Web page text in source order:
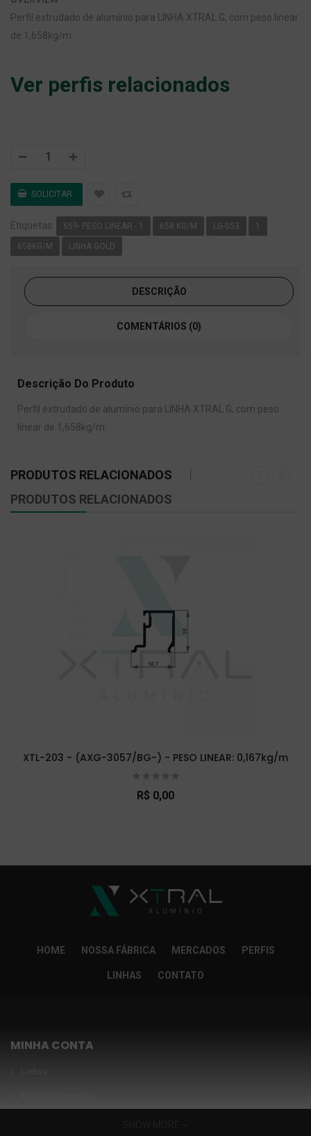
Perfil extrudado de alumínio para LINHA XTRAL G, com peso linear
de 1,658kg/m.
Ver perfis relacionados
Etiquetas: 659- PESO LINEAR - 1 658 KG/M LG-053 1
658KG/M LINHA GOLD
DESCRIÇÃO
COMENTÁRIOS (0)
Descrição Do Produto
Perfil extrudado de alumínio para LINHA XTRAL G, com peso
linear de 1,658kg/m.
PRODUTOS RELACIONADOS
PRODUTOS RELACIONADOS
XTL-203 - (AXG-3057/BG-) - PESO LINEAR: 0,167kg/m
R$ 0,00
HOME NOSSA FÁBRICA MERCADOS PERFIS
LINHAS CONTATO
MINHA CONTA